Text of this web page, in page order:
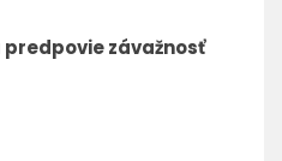
závažnosť